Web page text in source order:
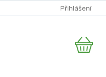
Přihlášení
Nákupní